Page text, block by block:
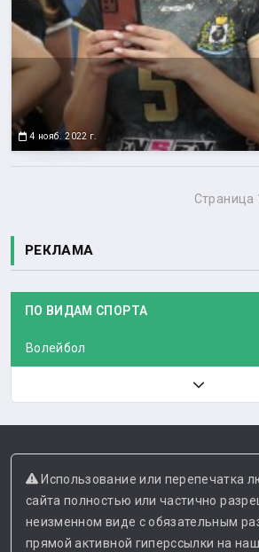
4 нояб. 2022 г.
Страница
РЕКЛАМА
ПО ВИДАМ СПОРТА
Волейбол
Использование или перепечатка
сайта полностью или частично
неизменном виде с обязательным
прямой активной гиперссылки на